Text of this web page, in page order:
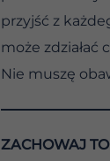
przyjść z
może zdziałać
Nie muszę
ZACHOWAJ